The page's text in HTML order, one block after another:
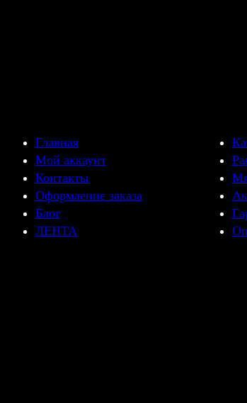
Главная
Мой аккаунт
Контакты
Оформление заказа
Блог
ЛЕНТА